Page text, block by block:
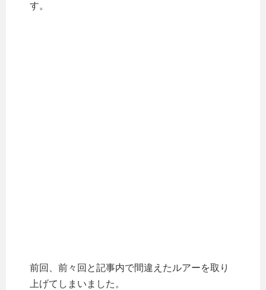
す。
前回、前々回と記事内で間違えたルアーを取り
上げてしまいました。